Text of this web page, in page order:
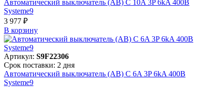
Автоматический выключатель (АВ) C 10A 3P 6kA 400В
Systeme9
3 977 ₽
В корзинy
Артикул: S9F22306
Срок поставки: 2 дня
Автоматический выключатель (АВ) C 6A 3P 6kA 400В
Systeme9